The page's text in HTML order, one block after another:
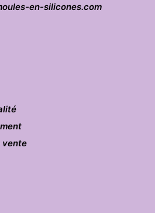
en-silicones.com
vente